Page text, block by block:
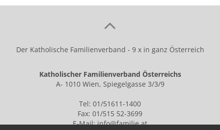
Der Katholische Familienverband - 9 x in ganz Österreich
Katholischer Familienverband Österreichs
A- 1010 Wien, Spiegelgasse 3/3/9
Tel: 01/51611-1400
Fax: 01/515 52-3699
E-Mail:info@familie.at